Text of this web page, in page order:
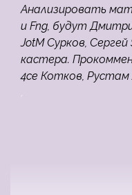
Анализировать
и Fng, будут
JotM Сурков,
кастера.
4ce Котков, Рустам